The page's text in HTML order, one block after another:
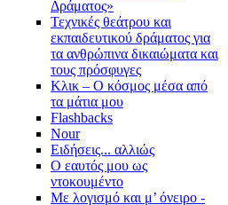
Δράματος»
Τεχνικές θεάτρου και
εκπαιδευτικού δράματος για
τα ανθρώπινα δικαιώματα και
τους πρόσφυγες
Κλικ – Ο κόσμος μέσα από
τα μάτια μου
Flashbacks
Nour
Ειδήσεις... αλλιώς
Ο εαυτός μου ως
ντοκουμέντο
Με λογισμό και μ’ όνειρο -